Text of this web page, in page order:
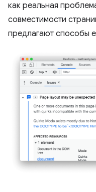
как реальная
совместимости
предлагают способы